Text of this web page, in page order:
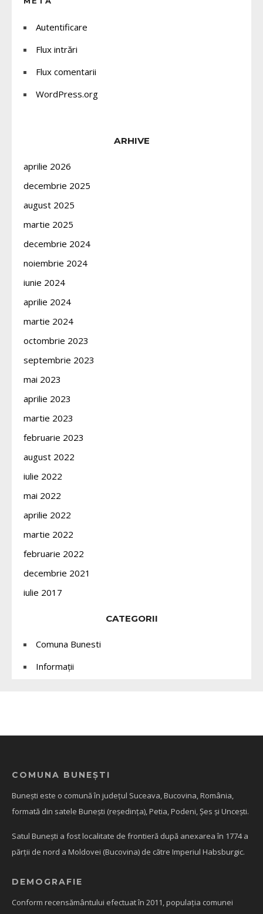
Autentificare
Flux intrări
Flux comentarii
WordPress.org
ARHIVE
aprilie 2026
decembrie 2025
august 2025
martie 2025
decembrie 2024
noiembrie 2024
iunie 2024
aprilie 2024
martie 2024
octombrie 2023
septembrie 2023
mai 2023
aprilie 2023
martie 2023
februarie 2023
august 2022
iulie 2022
mai 2022
aprilie 2022
martie 2022
februarie 2022
decembrie 2021
iulie 2017
CATEGORII
Comuna Bunesti
Informații
COMUNA BUNEȘTI
Bunești este o comună în județul Suceava, Bucovina, România,
formată din satele Bunești (reședința), Petia, Podeni, Șes și Uncești.
Satul Bunești a fost localitate de frontieră după anexarea în 1774 a
părții de nord a Moldovei (Bucovina) de către Imperiul Habsburgic.
DEMOGRAFIE
Conform recensământului efectuat în 2011, populația comunei